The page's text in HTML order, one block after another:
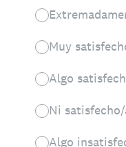
Muy
Algo
Ni
Algo